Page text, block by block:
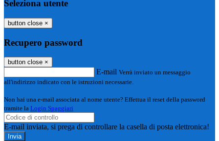
Seleziona utente
button close ×
Recupero password
button close ×
E-mail Verrà inviato un messaggio
all'indirizzo indicato con le istruzioni necessarie.
Non hai una e-mail associata al nome utente? Effettua il reset della password
tramite la Login Spaggiari
E-mail inviata, si prega di controllare la casella di posta elettronica!